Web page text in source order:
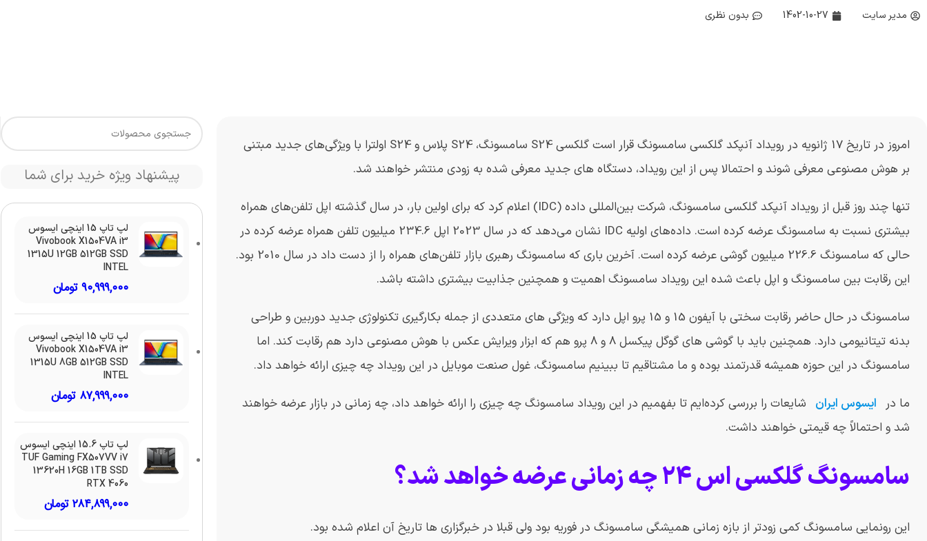
مدیر سایت 1402-10-27 بدون نظری
امروز در تاریخ 17 ژانویه در رویداد آنپکد گلکسی سامسونگ قرار است گلکسی S24 سامسونگ، S24 پلاس و S24 اولترا با ویژگی‌های جدید مبتنی
بر هوش مصنوعی معرفی شوند و احتمالا پس از این رویداد، دستگاه های جدید معرفی شده به زودی منتشر خواهند شد.
تنها چند روز قبل از رویداد آنپکد گلکسی سامسونگ، شرکت بین‌المللی داده (IDC) اعلام کرد که برای اولین بار، در سال گذشته اپل تلفن‌های همراه
بیشتری نسبت به سامسونگ عرضه کرده است. داده‌های اولیه IDC نشان می‌دهد که در سال 2023 اپل 234.6 میلیون تلفن همراه عرضه کرده در
حالی که سامسونگ 226.6 میلیون گوشی عرضه کرده است. آخرین باری که سامسونگ رهبری بازار تلفن‌های همراه را از دست داد در سال 2010 بود.
این رقابت بین سامسونگ و اپل باعث شده این رویداد سامسونگ اهمیت و همچنین جذابیت بیشتری داشته باشد.
سامسونگ در حال حاضر رقابت سختی با آیفون 15 و 15 پرو اپل دارد که ویژگی های متعددی از جمله بکارگیری تکنولوژی جدید دوربین و طراحی
بدنه تیتانیومی دارد. همچنین باید با گوشی های گوگل پیکسل 8 و 8 پرو هم که ابزار ویرایش عکس با هوش مصنوعی دارد هم رقابت کند. اما
سامسونگ در این حوزه همیشه قدرتمند بوده و ما مشتاقیم تا ببینیم سامسونگ، غول صنعت موبایل در این رویداد چه چیزی ارائه خواهد داد.
ما در ایسوس ایران شایعات را بررسی کرده‌ایم تا بفهمیم در این رویداد سامسونگ چه چیزی را ارائه خواهد داد، چه زمانی در بازار عرضه خواهند
شد و احتمالاً چه قیمتی خواهند داشت.
سامسونگ گلکسی اس 24 چه زمانی عرضه خواهد شد؟
این رونمایی سامسونگ کمی زودتر از بازه زمانی همیشگی سامسونگ در فوریه بود ولی قبلا در خبرگزاری ها تاریخ آن اعلام شده بود.
پیشنهاد ویژه خرید برای شما
لپ تاپ 15 اینچی ایسوس
Vivobook X1504VA i3
1315U 12GB 512GB SSD
INTEL
۹۰,۹۹۹,۰۰۰تومان
لپ تاپ 15 اینچی ایسوس
Vivobook X1504VA i3
1315U 8GB 512GB SSD
INTEL
۸۷,۹۹۹,۰۰۰ تومان
لپ تاپ 15.6 اینچی ایسوس
TUF Gaming FX507VV i7
13620H 16GB 1TB SSD
RTX 4060
۲۸۴,۸۹۹,۰۰۰تومان